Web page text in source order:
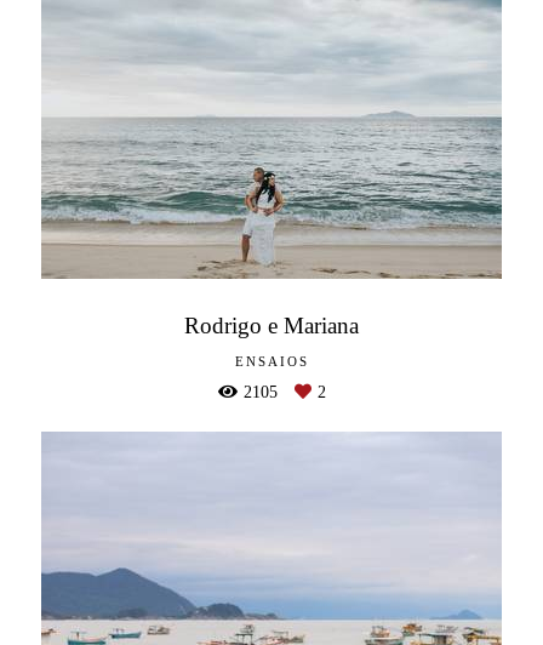
Rodrigo e Mariana
ENSAIOS
2105 2